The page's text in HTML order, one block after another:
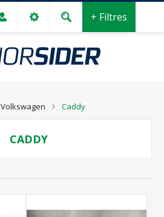
+ Filtres
Volkswagen Caddy
CADDY